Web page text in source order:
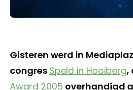
Gisteren werd in
congres Speld in Hooiberg,
Award 2005 overhandigd